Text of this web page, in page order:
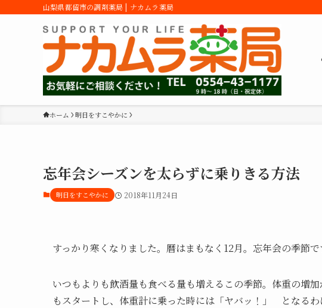
山梨県都留市の調剤薬局 | ナカムラ薬局
ホーム 明日をすこやかに
忘年会シーズンを太らずに乗りきる方法
明日をすこやかに 2018年11月24日
すっかり寒くなりました。暦はまもなく12月。忘年会の季節で
いつもよりも飲酒量も食べる量も増えるこの季節。体重の増
もスタートし、体重計に乗った時には「ヤバッ！」 となる